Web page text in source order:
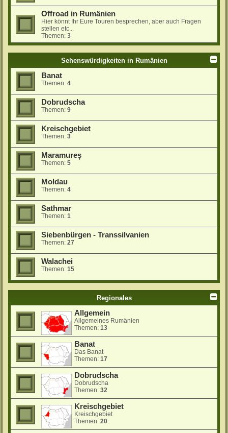
Offroad in Rumänien
Hier könnt Ihr Eure Touren besprechen, aber auch Fragen
stellen etc...
Themen: 3
Sehenswürdigkeiten in Rumänien
Banat
Themen: 4
Dobrudscha
Themen: 9
Kreischgebiet
Themen: 3
Maramureș
Themen: 5
Moldau
Themen: 4
Sathmar
Themen: 1
Siebenbürgen - Transsilvanien
Themen: 27
Walachei
Themen: 15
Regionales
Allgemein
Allgemeines Rumänien
Themen: 13
Banat
Das Banat
Themen: 17
Dobrudscha
Dobrudscha
Themen: 32
Kreischgebiet
Kreischgebiet
Themen: 20